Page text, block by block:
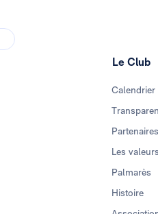
Le Club
Calendrier
Partenaires
Les
Palmarès
Histoire